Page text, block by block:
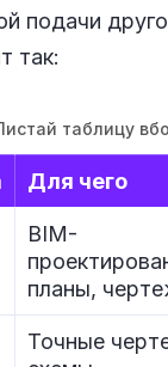
подачи
так:
таблицу
Для чего
BIM-
планы,
Точные